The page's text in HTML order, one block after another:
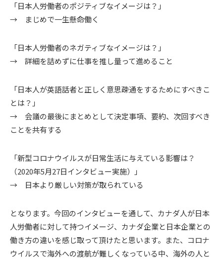
「日本人労働者のポジティブなイメージは？」
→ まじめで一生懸命働く
「日本人労働者のネガティブなイメージは？」
→ 詳細を詰めずに仕事を推し量って進めること
「日本人が英語話者と正しく意思疎通をするためにすべきこ
とは？」
→ 会議の最後にまとめとして決定事項、要約、次回すべき
ことを共有する
「新型コロナウイルスが日常生活に与えている影響は？
（2020年5月27日インタビュー実施）」
→ 日本より厳しい対策が取られている
となります。今回のインタビューを通して、カナダ人が日本
人労働者に対して持つイメージ、カナダ企業と日本企業との
働き方の違いを感じ取って頂けたと思います。また、コロナ
ウイルスで海外への渡航が難しくなっている中、海外の人と